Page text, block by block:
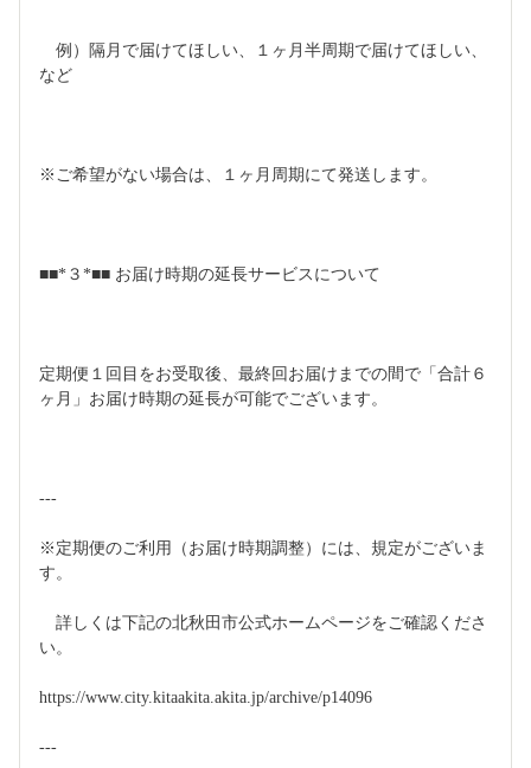
例）隔月で届けてほしい、１ヶ月半周期で届けてほしい、
など
※ご希望がない場合は、１ヶ月周期にて発送します。
■■*３*■■ お届け時期の延長サービスについて
定期便１回目をお受取後、最終回お届けまでの間で「合計６
ヶ月」お届け時期の延長が可能でございます。
---
※定期便のご利用（お届け時期調整）には、規定がございま
す。
詳しくは下記の北秋田市公式ホームページをご確認くださ
い。
https://www.city.kitaakita.akita.jp/archive/p14096
---